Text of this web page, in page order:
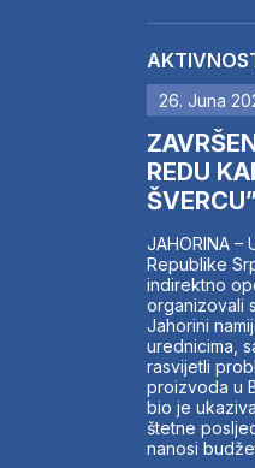
26. Juna
REDU
JAHORINA –
Republike
indirektno
organizovali
Jahorini
urednicima,
rasvijetli
proizvoda u
bio je
štetne
nanosi